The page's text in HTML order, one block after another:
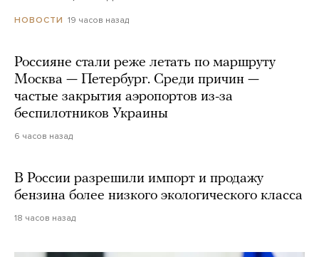
НОВОСТИ 19 часов назад
Россияне стали реже летать по маршруту
Москва — Петербург. Среди причин —
частые закрытия аэропортов из-за
беспилотников Украины
6 часов назад
В России разрешили импорт и продажу
бензина более низкого экологического класса
18 часов назад